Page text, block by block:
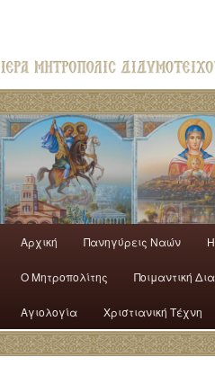
Αρχική Πανηγύρεις Ναών
Ο Mητροπολίτης Ποιμαντική
Αγιολογία Χριστιανική Τέχνη